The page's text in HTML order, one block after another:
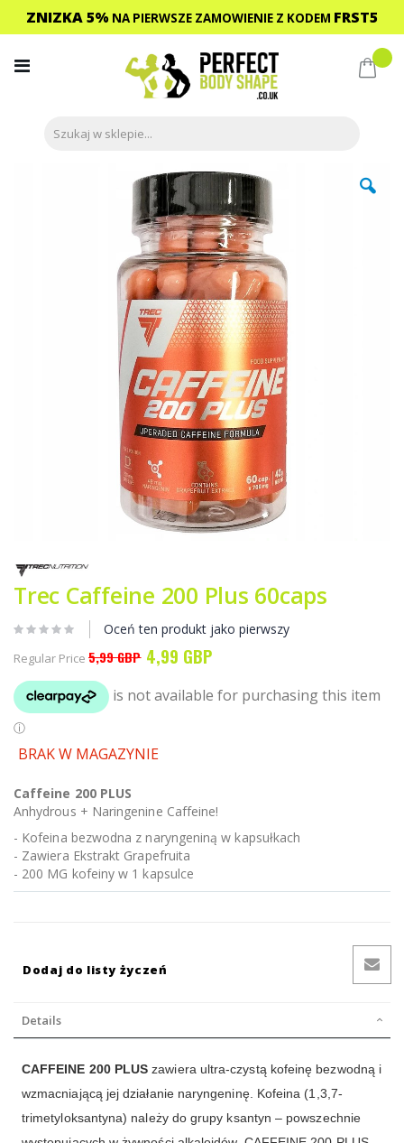
ZNIZKA 5% NA PIERWSZE ZAMOWIENIE Z KODEM FRST5
do
treści
Mój
na
początek
galerii
Trec Caffeine 200 Plus 60caps
Oceń ten produkt jako pierwszy
Regular Price 5,99 GBP Special
Price
4,99 GBP
BRAK W MAGAZYNIE
Caffeine 200 PLUS
Anhydrous + Naringenine Caffeine!
- Kofeina bezwodna z naryngeniną w kapsułkach
- Zawiera Ekstrakt Grapefruita
- 200 MG kofeiny w 1 kapsulce
Dodaj do listy życzeń
Details
CAFFEINE 200 PLUS zawiera ultra-czystą kofeinę bezwodną i
wzmacniającą jej działanie naryngeninę. Kofeina (1,3,7-
trimetyloksantyna) należy do grupy ksantyn – powszechnie